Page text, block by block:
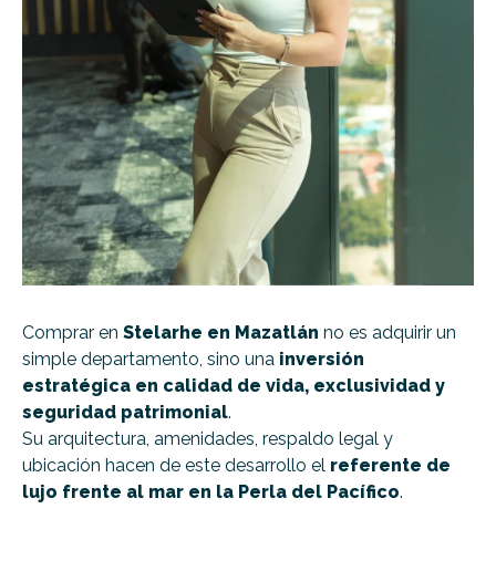
Comprar en Stelarhe en Mazatlán no es adquirir un
simple departamento, sino una inversión
estratégica en calidad de vida, exclusividad y
seguridad patrimonial.
Su arquitectura, amenidades, respaldo legal y
ubicación hacen de este desarrollo el referente de
lujo frente al mar en la Perla del Pacífico.